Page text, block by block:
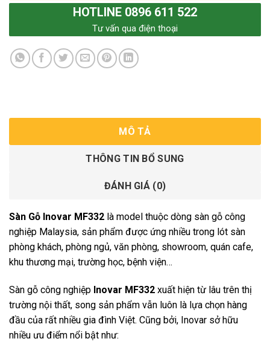
HOTLINE 0896 611 522
Tư vấn qua điện thoại
MÔ TẢ
THÔNG TIN BỔ SUNG
ĐÁNH GIÁ (0)
Sàn Gỗ Inovar MF332 là model thuộc dòng sàn gỗ công
nghiệp Malaysia, sản phẩm được ứng nhiều trong lót sàn
phòng khách, phòng ngủ, văn phòng, showroom, quán cafe,
khu thương mại, trường học, bệnh viện…
Sàn gỗ công nghiệp Inovar MF332 xuất hiện từ lâu trên thị
trường nội thất, song sản phẩm vẫn luôn là lựa chọn hàng
đầu của rất nhiều gia đình Việt. Cũng bởi, Inovar sở hữu
nhiều ưu điểm nổi bật như: